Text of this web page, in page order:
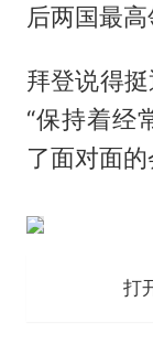
后两国最高
拜登说得
“保持着经
了面对面的
打